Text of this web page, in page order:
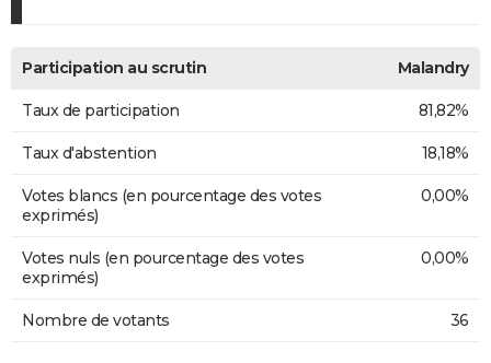
Participation au scrutin Malandry
Taux de participation 81,82%
Taux d'abstention 18,18%
Votes blancs (en pourcentage des votes
exprimés)
0,00%
Votes nuls (en pourcentage des votes
exprimés)
0,00%
Nombre de votants 36